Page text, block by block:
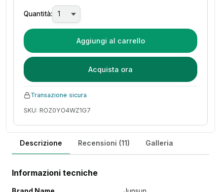
Quantità:
Aggiungi al carrello
Acquista ora
Transazione sicura
SKU: ROZ0YO4WZ1G7
Descrizione Recensioni (11) Galleria
Informazioni tecniche